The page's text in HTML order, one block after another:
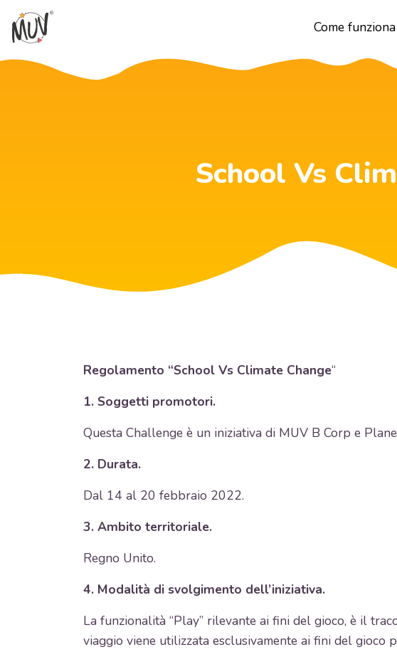
Come funziona
School Vs
Regolamento “School Vs Climate Change“
1. Soggetti promotori.
Questa Challenge è un iniziativa di MUV B Corp e
2. Durata.
Dal 14 al 20 febbraio 2022.
3. Ambito territoriale.
Regno Unito.
4. Modalità di svolgimento dell’iniziativa.
La funzionalità “Play” rilevante ai fini del gioco, è il
viaggio viene utilizzata esclusivamente ai fini del